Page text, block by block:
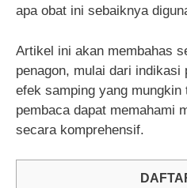
apa obat ini sebaiknya
Artikel ini akan membahas
penagon, mulai dari indikasi
efek samping yang mungkin
pembaca dapat memahami
secara komprehensif.